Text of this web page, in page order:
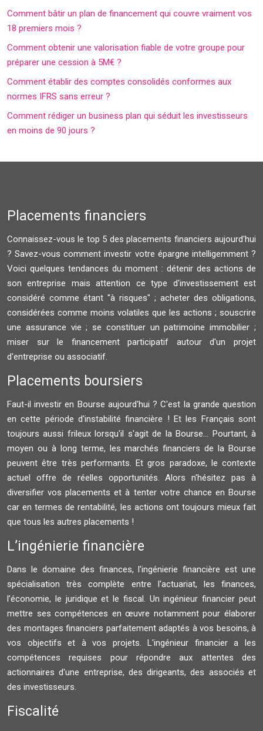
Comment bâtir un plan de financement qui couvre vraiment vos
18 premiers mois ?
Comment obtenir une valorisation fiable de votre groupe pour
préparer une cession à 5M€ ?
Comment établir des comptes consolidés conformes aux
normes IFRS sans erreur ?
Comment rédiger un business plan qui séduit les investisseurs
en moins de 90 jours ?
Placements financiers
Connaissez-vous le top 5 des placements financiers aujourd'hui
? Savez-vous comment investir votre épargne intelligemment ?
Voici quelques tendances du moment : détenir des actions de
son entreprise mais attention ce type d'investissement est
considéré comme étant "à risques" ; acheter des obligations,
considérées comme moins volatiles que les actions ; souscrire
une assurance vie ; se constituer un patrimoine immobilier ;
miser sur le financement participatif autour d'un projet
d'entreprise ou associatif.
Placements boursiers
Faut-il investir en Bourse aujourd'hui ? C'est la grande question
en cette période d'instabilité financière ! Et les Français sont
toujours aussi frileux lorsqu'il s'agit de la Bourse... Pourtant, à
moyen ou à long terme, les marchés financiers de la Bourse
peuvent être très performants. Et gros paradoxe, le contexte
actuel offre de réelles opportunités. Alors n'hésitez pas à
diversifier vos placements et à tenter votre chance en Bourse
car en termes de rentabilité, les actions ont toujours mieux fait
que tous les autres placements !
L’ingénierie financière
Dans le domaine des finances, l'ingénierie financière est une
spécialisation très complète entre l'actuariat, les finances,
l’économie, le juridique et le fiscal. Un ingénieur financier peut
mettre ses compétences en œuvre notamment pour élaborer
des montages financiers parfaitement adaptés à vos besoins, à
vos objectifs et à vos projets. L'ingénieur financier a les
compétences requises pour répondre aux attentes des
actionnaires d'une entreprise, des dirigeants, des associés et
des investisseurs.
Fiscalité